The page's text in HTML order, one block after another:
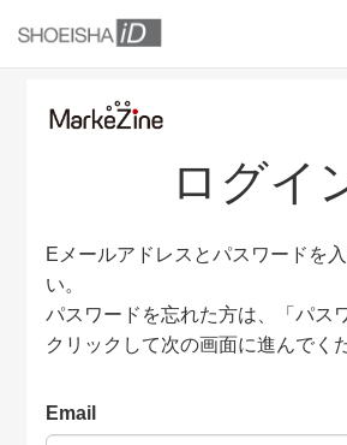
ログイ
Eメールアドレスとパスワードを
い。
パスワードを忘れた方は、「パス
クリックして次の画面に進んでく
Email